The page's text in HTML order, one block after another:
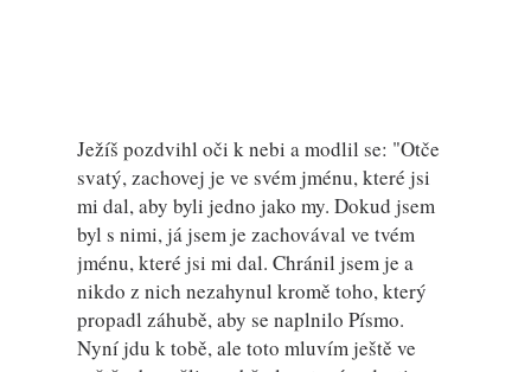
Ježíš pozdvihl oči k nebi a modlil se: "Otče
svatý, zachovej je ve svém jménu, které jsi
mi dal, aby byli jedno jako my. Dokud jsem
byl s nimi, já jsem je zachovával ve tvém
jménu, které jsi mi dal. Chránil jsem je a
nikdo z nich nezahynul kromě toho, který
propadl záhubě, aby se naplnilo Písmo.
Nyní jdu k tobě, ale toto mluvím ještě ve